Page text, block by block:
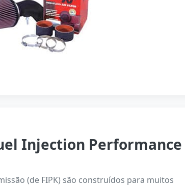
Injection Performance
(de FIPK) são construídos para muitos